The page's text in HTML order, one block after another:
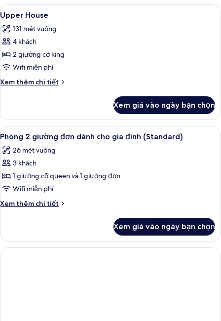
SUITE
Xem
tất
cả
ảnh
Upper
House
Bộ đồ giường cao cấp, chăn bông,
6
Upper House
131 mét vuông
4 khách
2 giường cỡ king
Wifi miễn phí
Xem thêm chi tiết
Chi
Upper
House
Xem giá vào ngày bạn chọn
Xem
tất
cả
ảnh
Phòng
2
giường
đơn
cho
gia
đình
Bộ đồ giường cao cấp, chăn bông,
4
Phòng 2 giường đơn dành cho gia đình (Standard)
26 mét vuông
3 khách
1 giường cỡ queen và 1 giường đơn
Wifi miễn phí
Xem thêm chi tiết
Chi
Phòng
giường
Xem giá vào ngày bạn chọn